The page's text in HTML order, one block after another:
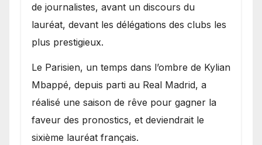
de journalistes, avant un discours du
lauréat, devant les délégations des clubs les
plus prestigieux.
Le Parisien, un temps dans l’ombre de Kylian
Mbappé, depuis parti au Real Madrid, a
réalisé une saison de rêve pour gagner la
faveur des pronostics, et deviendrait le
sixième lauréat français.